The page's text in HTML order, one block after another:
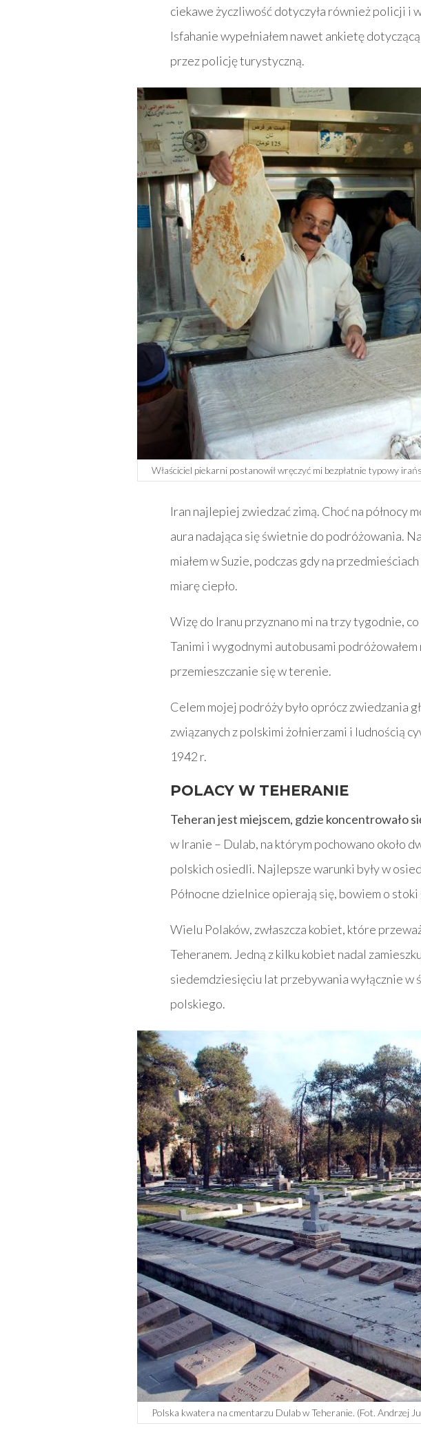
ciekawe życzliwość dotyczyła również policji i
Isfahanie wypełniałem nawet ankietę
przez policję turystyczną.
Właściciel piekarni postanowił wręczyć mi bezpłatnie typowy
Iran najlepiej zwiedzać zimą. Choć na północy
aura nadająca się świetnie do podróżowania.
miałem w Suzie, podczas gdy na
miarę ciepło.
Wizę do Iranu przyznano mi na trzy tygodnie,
Tanimi i wygodnymi autobusami
przemieszczanie się w terenie.
Celem mojej podróży było oprócz zwiedzania
związanych z polskimi żołnierzami i ludnością
1942 r.
POLACY W TEHERANIE
Teheran jest miejscem, gdzie koncentrowało
w Iranie – Dulab, na którym pochowano około
polskich osiedli. Najlepsze warunki były w
Północne dzielnice opierają się, bowiem o
Wielu Polaków, zwłaszcza kobiet, które
Teheranem. Jedną z kilku kobiet nadal
siedemdziesięciu lat przebywania wyłącznie w
polskiego.
Polska kwatera na cmentarzu Dulab w Teheranie. (Fot. Andrzej